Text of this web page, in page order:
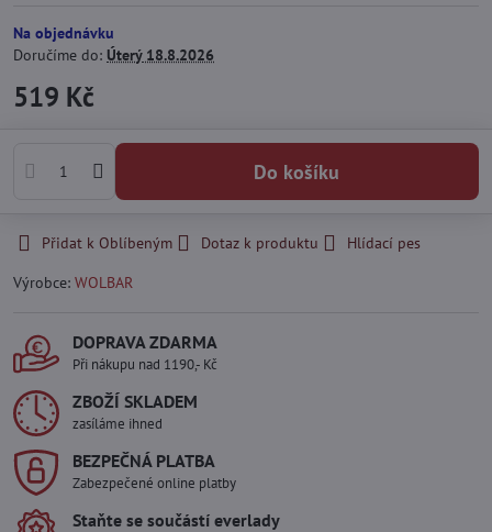
Na objednávku
Doručíme do: Úterý18.8.2026
519 Kč
Do košíku
Přidat k Oblíbeným Dotaz k produktu
Hlídací pes
Výrobce: WOLBAR
DOPRAVA ZDARMA
Při nákupu nad 1190,- Kč
ZBOŽÍ SKLADEM
zasíláme ihned
BEZPEČNÁ PLATBA
Zabezpečené online platby
Staňte se součástí everlady